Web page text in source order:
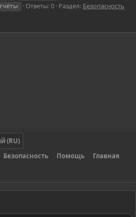
Ответы: 0 Раздел: Безопасность
(RU)
Безопасность Помощь Главная